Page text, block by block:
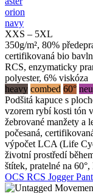
orion
navy
XXS – 5XL
350g/m², 80%
certifikovaná bio
RCS, enzymaticky
polyester, 6% viskóza
heavy combed 60°
Podšitá kapuce s
vzorem rybí kosti tón
žebrované manžety a
počesaná,
výpočet LCA (Life
životní prostředí
štítek, pratelné na
OCS RCS Jogger